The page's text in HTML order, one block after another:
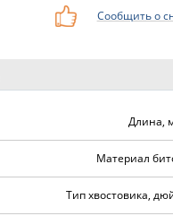
Сообщить о
Длина,
Материал
Тип хвостовика,